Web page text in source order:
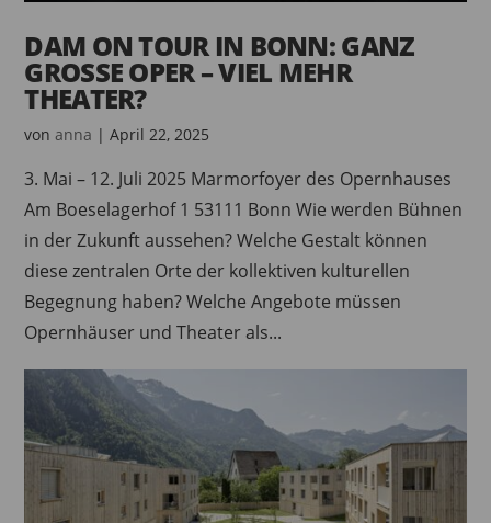
DAM ON TOUR IN BONN: GANZ
GROSSE OPER – VIEL MEHR
THEATER?
vonanna |April 22, 2025
3. Mai – 12. Juli 2025 Marmorfoyer des Opernhauses
Am Boeselagerhof 1 53111 Bonn Wie werden Bühnen
in der Zukunft aussehen? Welche Gestalt können
diese zentralen Orte der kollektiven kulturellen
Begegnung haben? Welche Angebote müssen
Opernhäuser und Theater als...